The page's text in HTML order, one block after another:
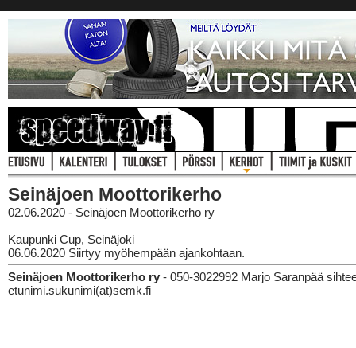
Seinäjoen Moottorikerho
02.06.2020 - Seinäjoen Moottorikerho ry
Kaupunki Cup, Seinäjoki
06.06.2020 Siirtyy myöhempään ajankohtaan.
Seinäjoen Moottorikerho ry - 050-3022992 Marjo Saranpää
etunimi.sukunimi(at)semk.fi